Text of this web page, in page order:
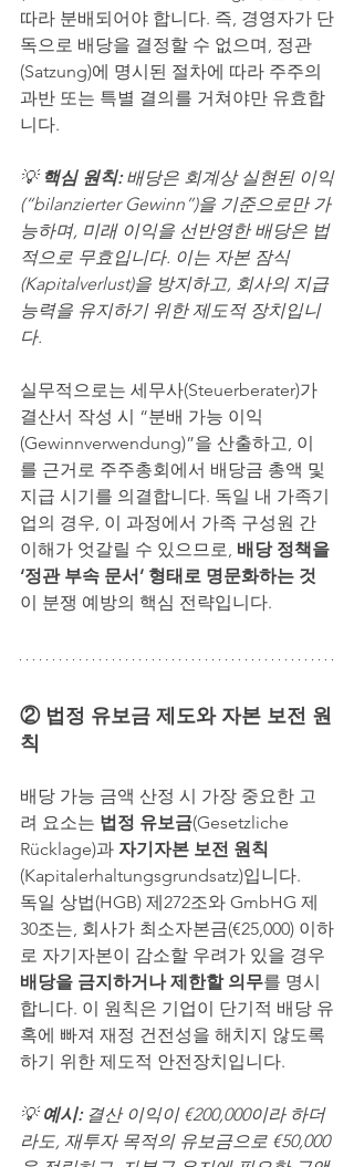
따라 분배되어야 합니다. 즉, 경영자가 단
독으로 배당을 결정할 수 없으며, 정관
(Satzung)에 명시된 절차에 따라 주주의
과반 또는 특별 결의를 거쳐야만 유효합
니다.
💡 핵심 원칙: 배당은 회계상 실현된 이익
(“bilanzierter Gewinn”)을 기준으로만 가
능하며, 미래 이익을 선반영한 배당은 법
적으로 무효입니다. 이는 자본 잠식
(Kapitalverlust)을 방지하고, 회사의 지급
능력을 유지하기 위한 제도적 장치입니
다.
실무적으로는 세무사(Steuerberater)가
결산서 작성 시 “분배 가능 이익
(Gewinnverwendung)”을 산출하고, 이
를 근거로 주주총회에서 배당금 총액 및
지급 시기를 의결합니다. 독일 내 가족기
업의 경우, 이 과정에서 가족 구성원 간
이해가 엇갈릴 수 있으므로, 배당 정책을
‘정관 부속 문서’ 형태로 명문화하는 것
이 분쟁 예방의 핵심 전략입니다.
② 법정 유보금 제도와 자본 보전 원
칙
배당 가능 금액 산정 시 가장 중요한 고
려 요소는 법정 유보금(Gesetzliche
Rücklage)과 자기자본 보전 원칙
(Kapitalerhaltungsgrundsatz)입니다.
독일 상법(HGB) 제272조와 GmbHG 제
30조는, 회사가 최소자본금(€25,000) 이하
로 자기자본이 감소할 우려가 있을 경우
배당을 금지하거나 제한할 의무를 명시
합니다. 이 원칙은 기업이 단기적 배당 유
혹에 빠져 재정 건전성을 해치지 않도록
하기 위한 제도적 안전장치입니다.
💡 예시: 결산 이익이 €200,000이라 하더
라도, 재투자 목적의 유보금으로 €50,000